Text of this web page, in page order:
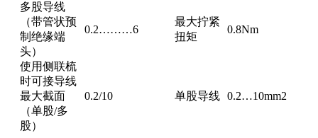
多股导线
（带管状预
制绝缘端
头）
0.2………6
最大拧紧
扭矩
0.8Nm
使用侧联梳
时可接导线
最大截面
（单股/多
股）
0.2/10 单股导线 0.2…10mm2